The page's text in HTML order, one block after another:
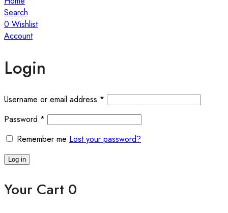
Search
0 Wishlist
Account
Login
Username or email address * Required
Password * Required
Remember me Lost your password?
Log in
Your Cart 0